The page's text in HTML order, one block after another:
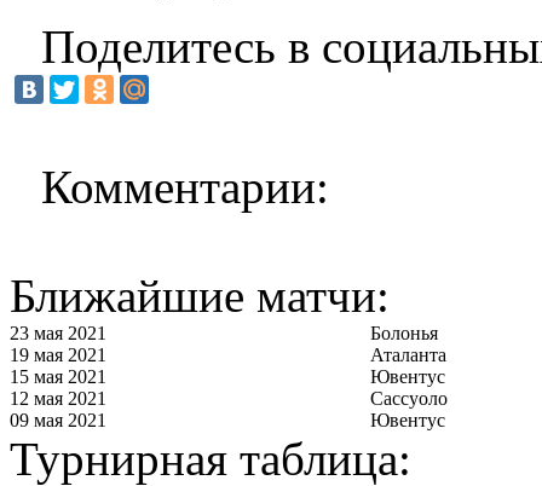
Поделитесь в
Комментарии:
Ближайшие матчи:
23 мая 2021
Болонья
19 мая 2021
Аталанта
15 мая 2021
Ювентус
12 мая 2021
Сассуоло
09 мая 2021
Ювентус
Турнирная таблица: